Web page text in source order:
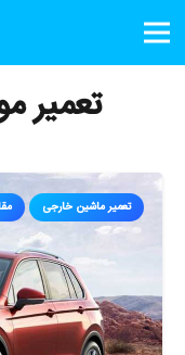
تعمیر
تعمیر ماشین خارجی